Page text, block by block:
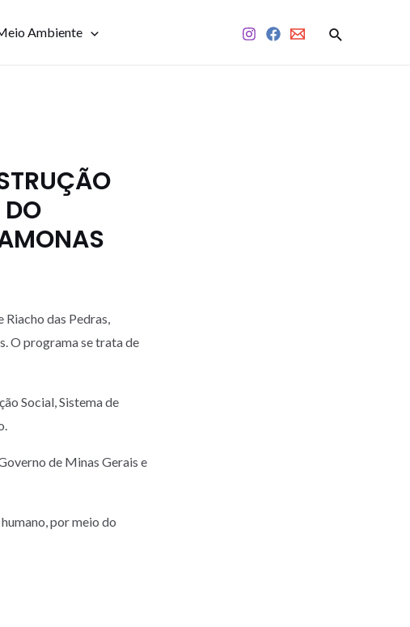
Ambiente
Riacho das Pedras,
O programa se trata de
Social, Sistema de
de Minas Gerais e
por meio do